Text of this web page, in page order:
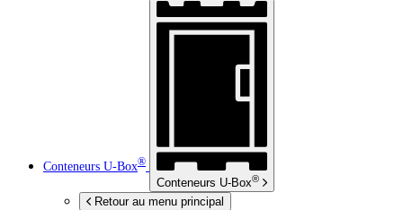
Conteneurs U-Box®
Conteneurs U-Box®
Retour au menu principal